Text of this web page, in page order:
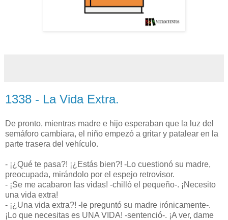
1338 - La Vida Extra.
De pronto, mientras madre e hijo esperaban que la luz del
semáforo cambiara, el niño empezó a gritar y patalear en la
parte trasera del vehículo.
- ¡¿Qué te pasa?! ¡¿Estás bien?! -Lo cuestionó su madre,
preocupada, mirándolo por el espejo retrovisor.
- ¡Se me acabaron las vidas! -chilló el pequeño-. ¡Necesito
una vida extra!
- ¡¿Una vida extra?! -le preguntó su madre irónicamente-.
¡Lo que necesitas es UNA VIDA! -sentenció-. ¡A ver, dame